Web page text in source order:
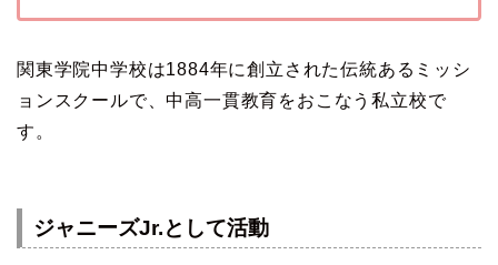
関東学院中学校は1884年に創立された伝統あるミッシ
ョンスクールで、中高一貫教育をおこなう私立校で
す。
ジャニーズJr.として活動